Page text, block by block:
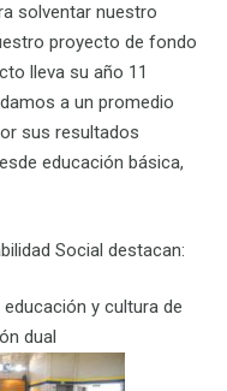
solventar nuestro
proyecto de fondo
lleva su año 11
a un promedio
sus resultados
educación básica,
Social destacan:
y cultura de
dual